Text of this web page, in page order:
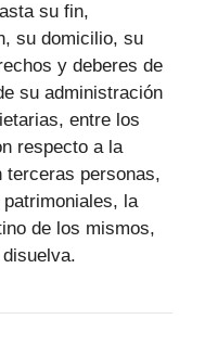
su fin,
su domicilio, su
y deberes de
su administración
entre los
respecto a la
terceras personas,
la
de los mismos,